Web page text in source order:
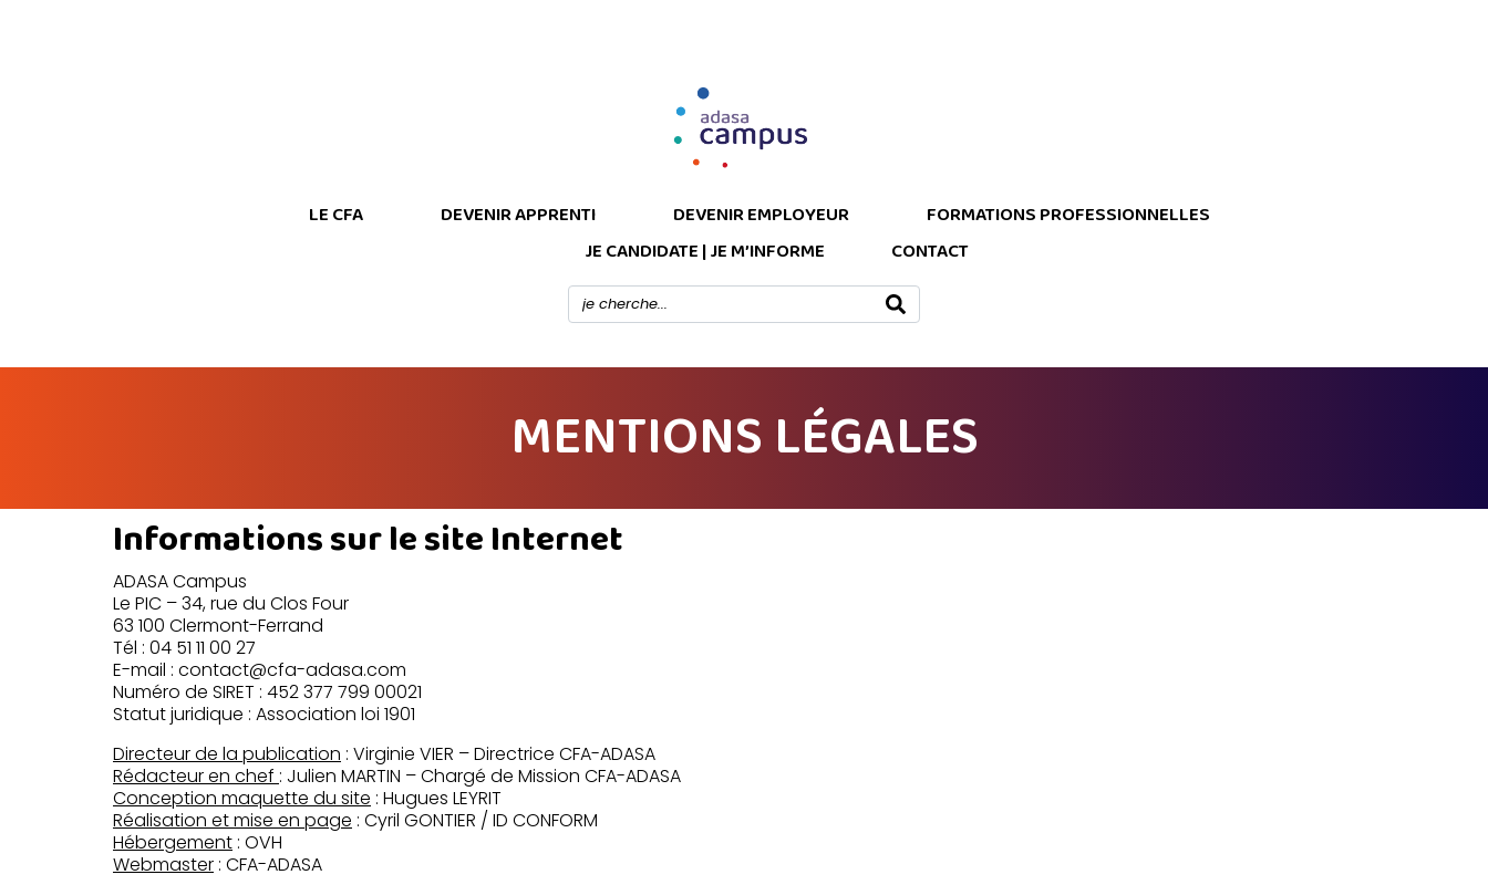
LE CFA DEVENIR APPRENTI DEVENIR EMPLOYEUR
FORMATIONS PROFESSIONNELLES
JE CANDIDATE | JE M’INFORME
CONTACT
MENTIONS LÉGALES
Informations sur le site Internet
ADASA Campus
Le PIC – 34, rue du Clos Four
63 100 Clermont-Ferrand
Tél : 04 51 11 00 27
E-mail : contact@cfa-adasa.com
Numéro de SIRET : 452 377 799 00021
Statut juridique : Association loi 1901
Directeur de la publication : Virginie VIER – Directrice CFA-ADASA
Rédacteur en chef : Julien MARTIN – Chargé de Mission CFA-ADASA
Conception maquette du site : Hugues LEYRIT
Réalisation et mise en page : Cyril GONTIER / ID CONFORM
Hébergement : OVH
Webmaster : CFA-ADASA